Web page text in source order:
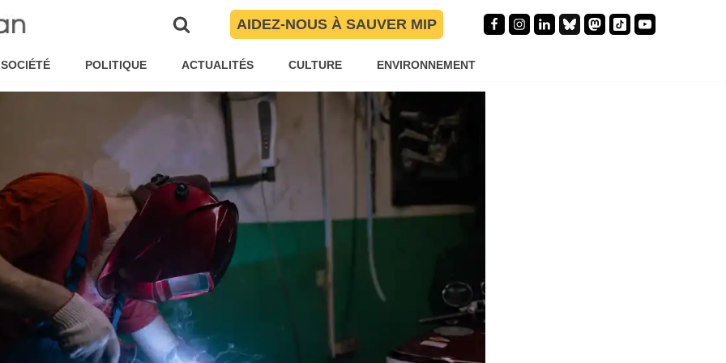
AIDEZ-NOUS À SAUVER MIP
SOCIÉTÉ POLITIQUE ACTUALITÉS CULTURE ENVIRONNEMENT
plus
Pauline Garnier Documentaires TV